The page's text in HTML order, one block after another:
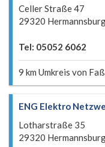
Celler Straße 47
29320
Tel: 05052 6062
9 km Umkreis von
ENG Elektro
Lotharstraße 35
29320